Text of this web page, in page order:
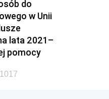
do
w Unii
lata 2021–
pomocy